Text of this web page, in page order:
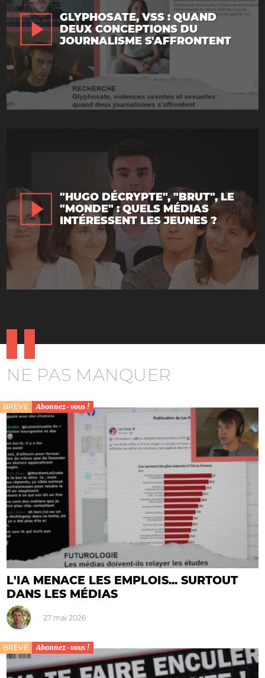
GLYPHOSATE, VSS : QUAND
DEUX CONCEPTIONS DU
JOURNALISME S'AFFRONTENT
"HUGO DÉCRYPTE", "BRUT", LE
"MONDE" : QUELS MÉDIAS
INTÉRESSENT LES JEUNES ?
NE PAS MANQUER
BRÈVE Abonnez-vous !
L'IA MENACE LES EMPLOIS... SURTOUT
DANS LES MÉDIAS
27 mai 2026
BRÈVE Abonnez-vous !